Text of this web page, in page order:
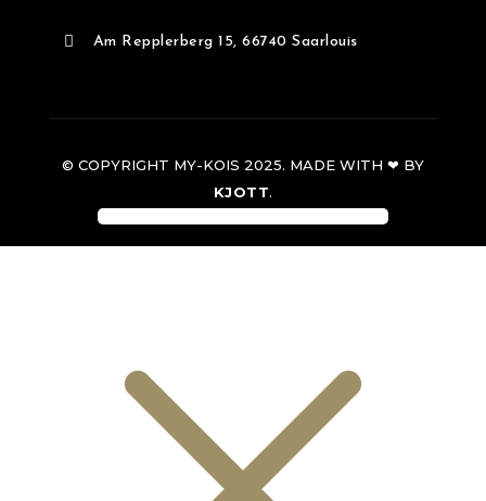
 Am Repplerberg 15, 66740 Saarlouis
© COPYRIGHT MY-KOIS 2025. MADE WITH ❤ BY
KJOTT.